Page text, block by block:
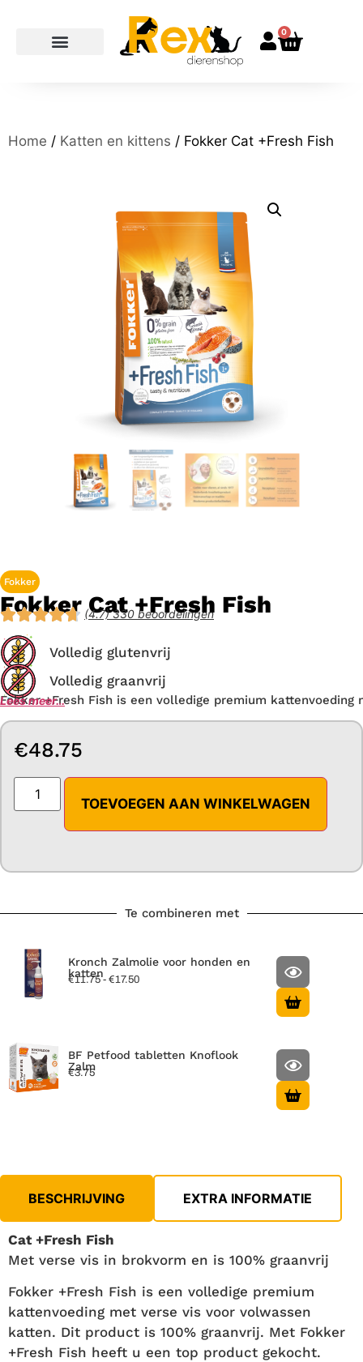
0
Home / Katten en kittens / Fokker Cat +Fresh Fish
Fokker
Fokker Cat +Fresh Fish
(4.7) 330 beoordelingen
Volledig glutenvrij
Volledig graanvrij
Fokker +Fresh Fish is een volledige premium
Lees meer…
€48.75
TOEVOEGEN AAN WINKELWAGEN
Te combineren met
Kronch Zalmolie voor honden en
katten
€11.75 - €17.50
BF Petfood tabletten Knoflook
Zalm
€3.75
BESCHRIJVING EXTRA INFORMATIE
Cat +Fresh Fish
Met verse vis in brokvorm en is 100% graanvrij
Fokker +Fresh Fish is een volledige premium
kattenvoeding met verse vis voor volwassen
katten. Dit product is 100% graanvrij. Met Fokker
+Fresh Fish heeft u een top product gekocht.